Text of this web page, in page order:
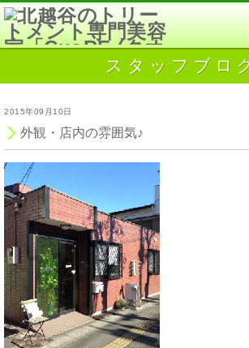
スタッフブロ
2015年09月10日
外観・店内の雰囲気♪